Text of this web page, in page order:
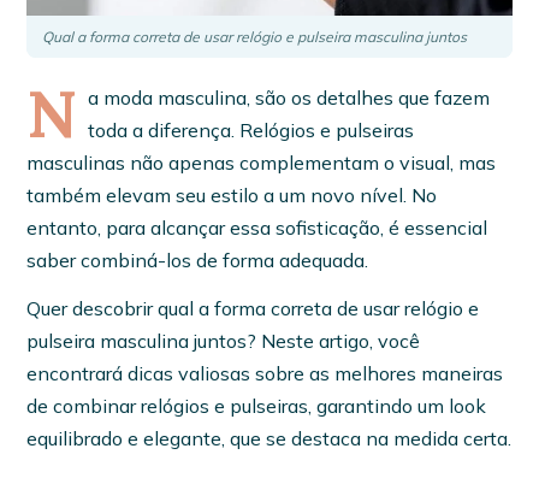
Qual a forma correta de usar relógio e pulseira masculina juntos
N a moda masculina, são os detalhes que fazem
toda a diferença. Relógios e pulseiras
masculinas não apenas complementam o visual, mas
também elevam seu estilo a um novo nível. No
entanto, para alcançar essa sofisticação, é essencial
saber combiná-los de forma adequada.
Quer descobrir qual a forma correta de usar relógio e
pulseira masculina juntos? Neste artigo, você
encontrará dicas valiosas sobre as melhores maneiras
de combinar relógios e pulseiras, garantindo um look
equilibrado e elegante, que se destaca na medida certa.